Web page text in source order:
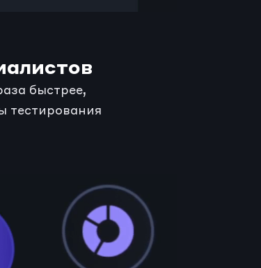
быстрее,
тестирования